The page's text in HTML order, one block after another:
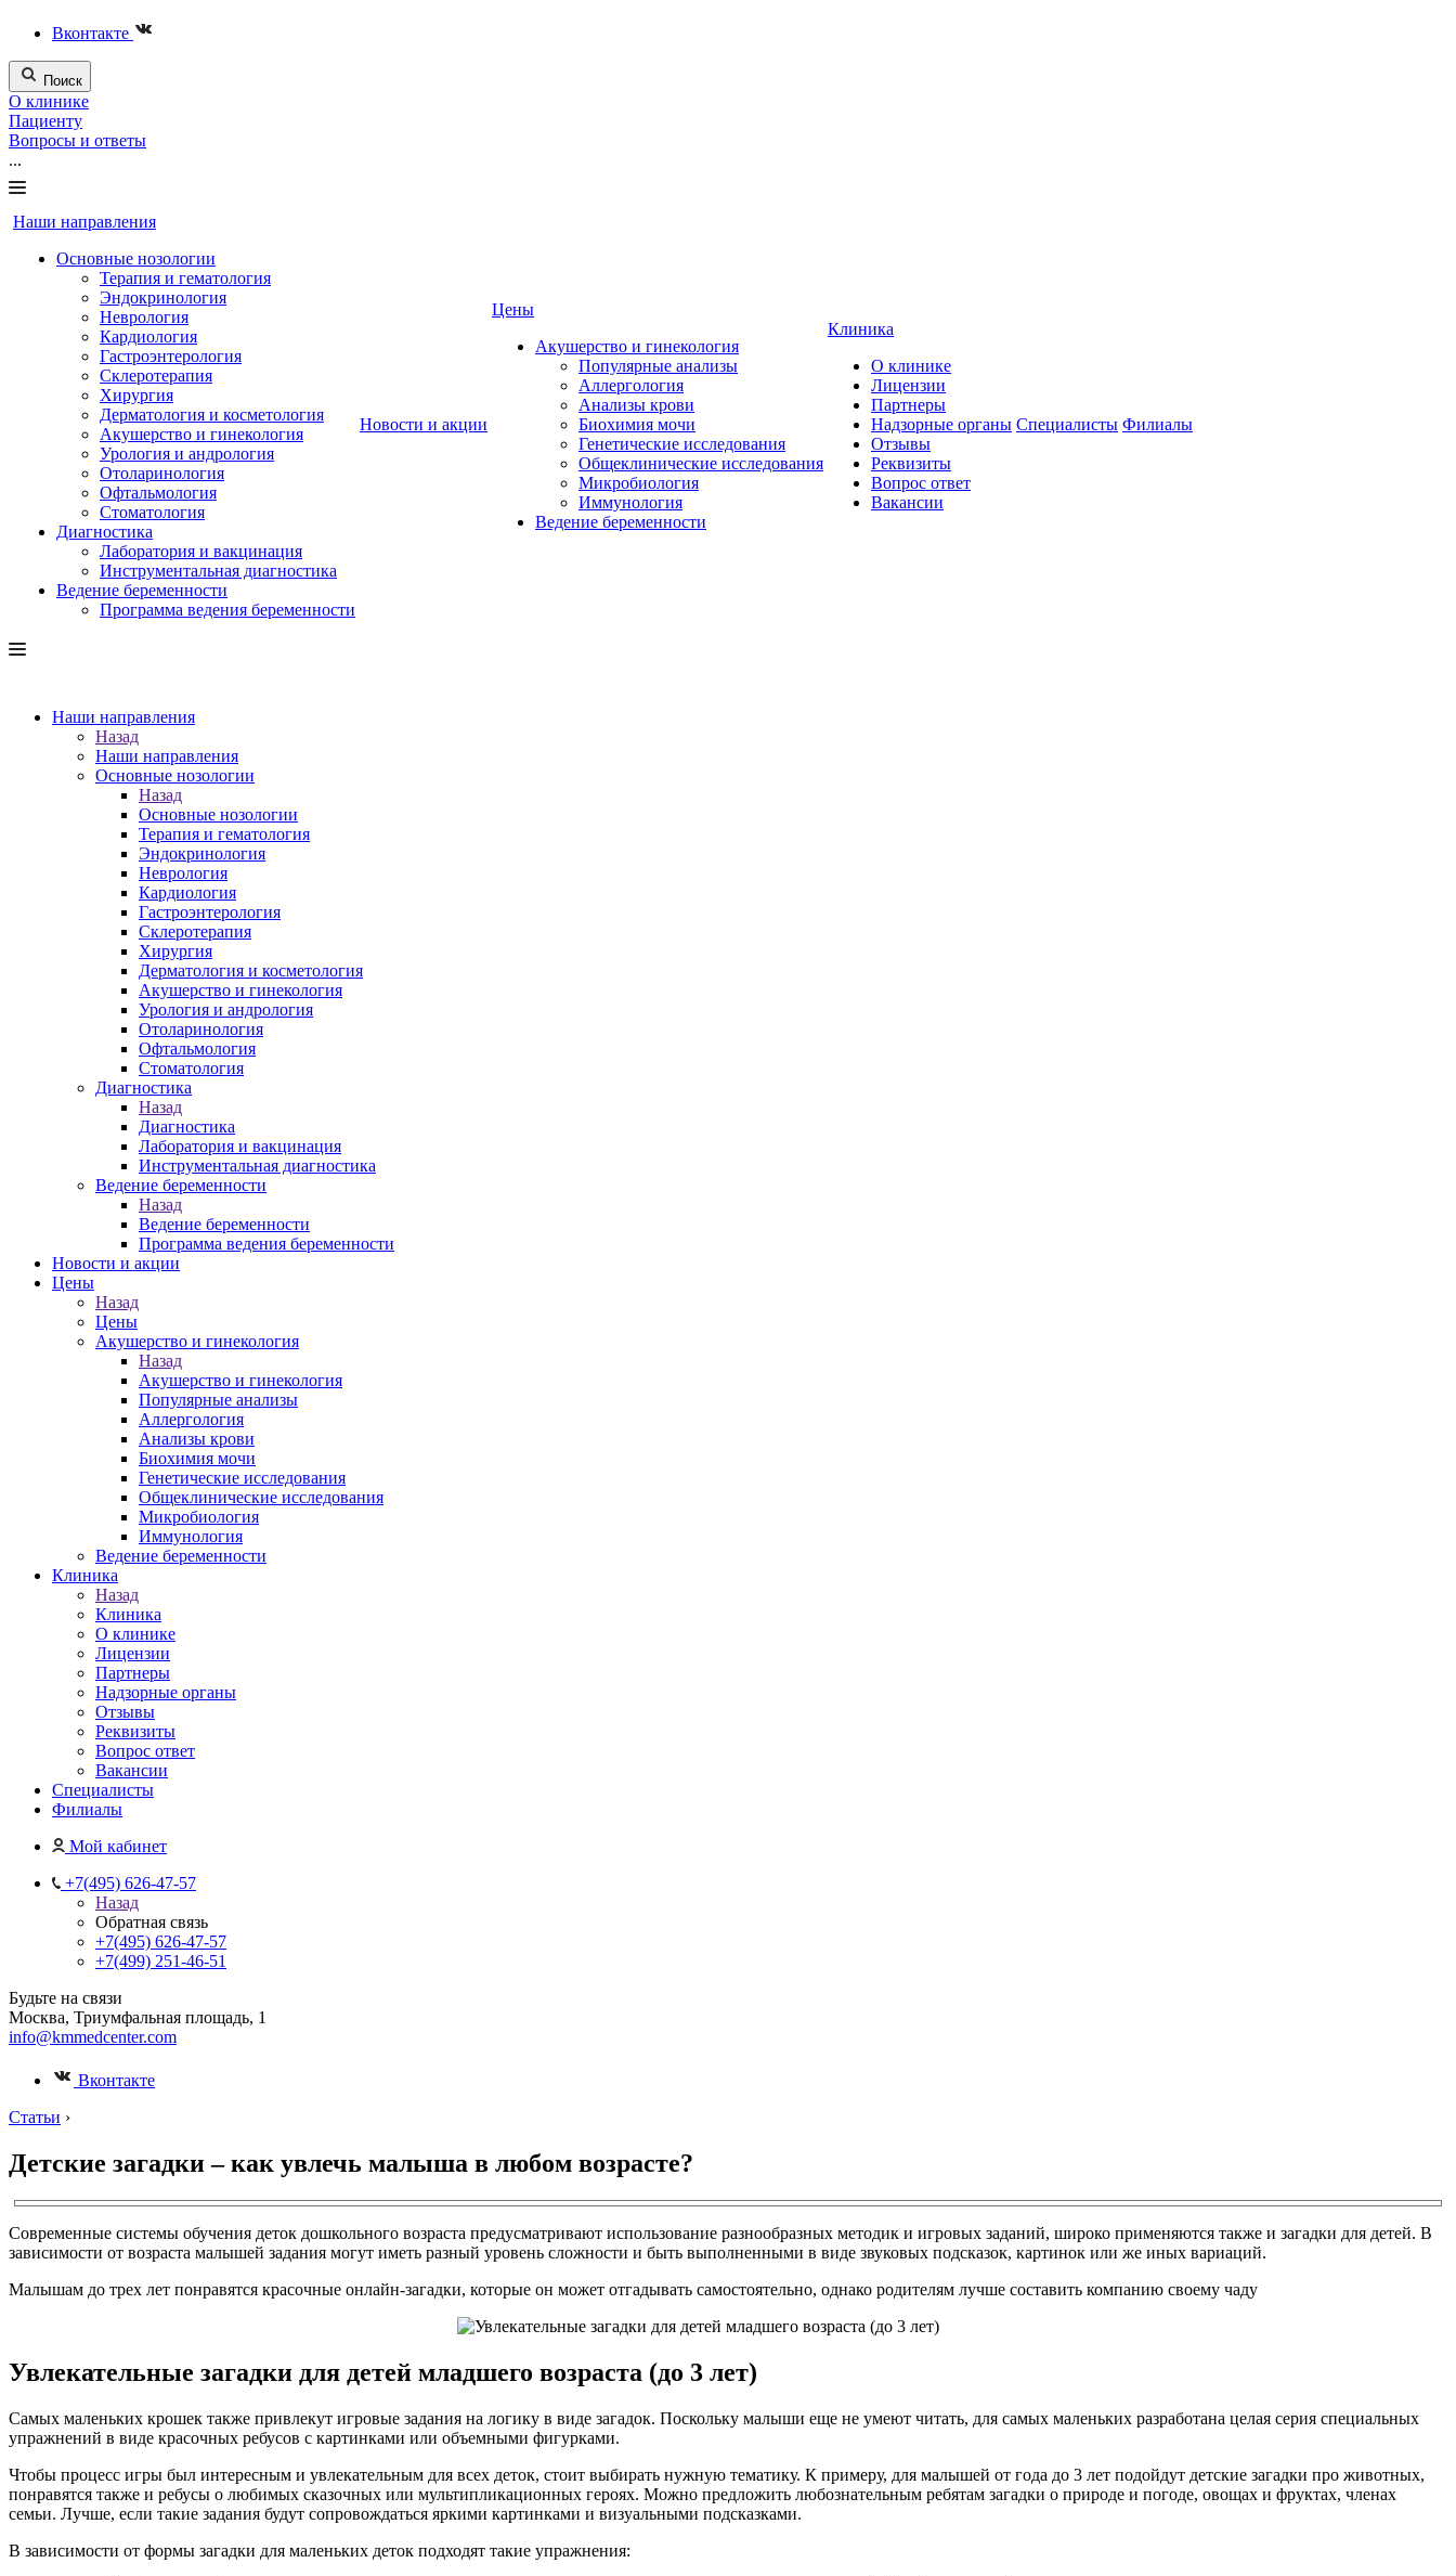
Вконтакте
Поиск
О клинике
Пациенту
Вопросы и ответы
...
Наши направления
Основные нозологии
Терапия и гематология
Эндокринология
Неврология
Кардиология
Гастроэнтерология
Склеротерапия
Хирургия
Дерматология и косметология
Акушерство и гинекология
Урология и андрология
Отоларинология
Офтальмология
Стоматология
Диагностика
Лаборатория и вакцинация
Инструментальная диагностика
Ведение беременности
Программа ведения беременности
Новости и акции
Цены
Акушерство и гинекология
Популярные анализы
Аллергология
Анализы крови
Биохимия мочи
Генетические исследования
Общеклинические исследования
Микробиология
Иммунология
Ведение беременности
Клиника
О клинике
Лицензии
Партнеры
Надзорные органы
Отзывы
Реквизиты
Вопрос ответ
Вакансии
Специалисты Филиалы
Наши направления
Назад
Наши направления
Основные нозологии
Назад
Основные нозологии
Терапия и гематология
Эндокринология
Неврология
Кардиология
Гастроэнтерология
Склеротерапия
Хирургия
Дерматология и косметология
Акушерство и гинекология
Урология и андрология
Отоларинология
Офтальмология
Стоматология
Диагностика
Назад
Диагностика
Лаборатория и вакцинация
Инструментальная диагностика
Ведение беременности
Назад
Ведение беременности
Программа ведения беременности
Новости и акции
Цены
Назад
Цены
Акушерство и гинекология
Назад
Акушерство и гинекология
Популярные анализы
Аллергология
Анализы крови
Биохимия мочи
Генетические исследования
Общеклинические исследования
Микробиология
Иммунология
Ведение беременности
Клиника
Назад
Клиника
О клинике
Лицензии
Партнеры
Надзорные органы
Отзывы
Реквизиты
Вопрос ответ
Вакансии
Специалисты
Филиалы
Мой кабинет
+7(495) 626-47-57
Назад
Обратная связь
+7(495) 626-47-57
+7(499) 251-46-51
Будьте на связи
Москва, Триумфальная площадь, 1
info@kmmedcenter.com
Вконтакте
Статьи ›
Детские загадки – как увлечь малыша в любом возрасте?
Современные системы обучения деток дошкольного возраста предусматривают использование разнообразных методик и игровых заданий, широко применяются также и загадки для детей. В
зависимости от возраста малышей задания могут иметь разный уровень сложности и быть выполненными в виде звуковых подсказок, картинок или же иных вариаций.
Малышам до трех лет понравятся красочные онлайн-загадки, которые он может отгадывать самостоятельно, однако родителям лучше составить компанию своему чаду
Увлекательные загадки для детей младшего возраста (до 3 лет)
Самых маленьких крошек также привлекут игровые задания на логику в виде загадок. Поскольку малыши еще не умеют читать, для самых маленьких разработана целая серия специальных
упражнений в виде красочных ребусов с картинками или объемными фигурками.
Чтобы процесс игры был интересным и увлекательным для всех деток, стоит выбирать нужную тематику. К примеру, для малышей от года до 3 лет подойдут детские загадки про животных,
понравятся также и ребусы о любимых сказочных или мультипликационных героях. Можно предложить любознательным ребятам загадки о природе и погоде, овощах и фруктах, членах
семьи. Лучше, если такие задания будут сопровождаться яркими картинками и визуальными подсказками.
В зависимости от формы загадки для маленьких деток подходят такие упражнения: